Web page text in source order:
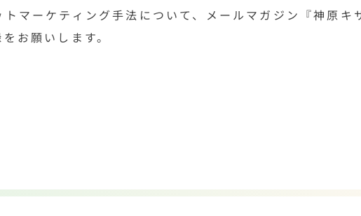
マーケティング手法について、メールマガジン『神原キ
お願いします。